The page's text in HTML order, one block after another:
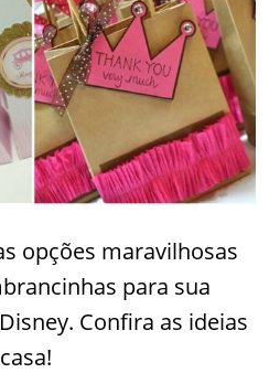
opções maravilhosas
para sua
Confira as ideias